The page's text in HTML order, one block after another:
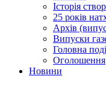
Історія
25 років
Архів
Випуски
Головна
Оголошення
Новини